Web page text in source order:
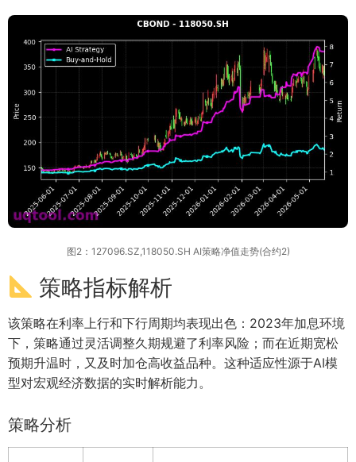
图2：127096.SZ,118050.SH AI策略净值走势(合约2)
策略指标解析
该策略在利率上行和下行周期均表现出色：2023年加息环境
下，策略通过灵活调整久期规避了利率风险；而在近期宽松
预期升温时，又及时加仓高收益品种。这种适应性源于AI模
型对宏观经济数据的实时解析能力。
策略分析